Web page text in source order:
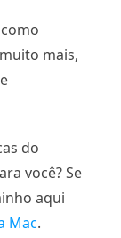
mais,
do
você? Se
aqui
Mac.